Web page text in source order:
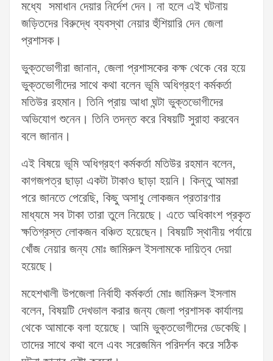
মধ্যে সমাধান দেয়ার নির্দেশ দেন। না হলে এই ঘটনায়
জড়িতদের বিরুদ্ধে ব্যবস্থা নেয়ার হুঁশিয়ারি দেন জেলা
প্রশাসক।
ভুক্তভোগীরা জানান, জেলা প্রশাসকের কক্ষ থেকে বের হয়ে
ভুক্তভোগীদের সাথে কথা বলেন ভূমি অধিগ্রহণ কর্মকর্তা
মতিউর রহমান। তিনি প্রায় আধা ঘন্টা ভুক্তভোগীদের
অভিযোগ শুনেন। তিনি তদন্ত করে বিষয়টি সুরাহা করবেন
বলে জানান।
এই বিষয়ে ভূমি অধিগ্রহণ কর্মকর্তা মতিউর রহমান বলেন,
কাগজপত্র ছাড়া একটা টাকাও ছাড়া হয়নি। কিন্তু আমরা
পরে জানতে পেরেছি, কিছু অসাধু লোকজন প্রতারণার
মাধ্যমে সব টাকা তারা তুলে নিয়েছে। এতে অধিকাংশ প্রকৃত
ক্ষতিগ্রস্ত লোকজন বঞ্চিত হয়েছেন। বিষয়টি স্থানীয় পর্যায়ে
খোঁজ নেয়ার জন্য মোঃ জামিরুল ইসলামকে দায়িত্ব দেয়া
হয়েছে।
মহেশখালী উপজেলা নির্বাহী কর্মকর্তা মোঃ জামিরুল ইসলাম
বলেন, বিষয়টি দেখভাল করার জন্য জেলা প্রশাসক কার্যালয়
থেকে আমাকে বলা হয়েছে। আমি ভুক্তভোগীদের ডেকেছি।
তাদের সাথে কথা বলে এবং সরেজমিন পরিদর্শন করে সঠিক